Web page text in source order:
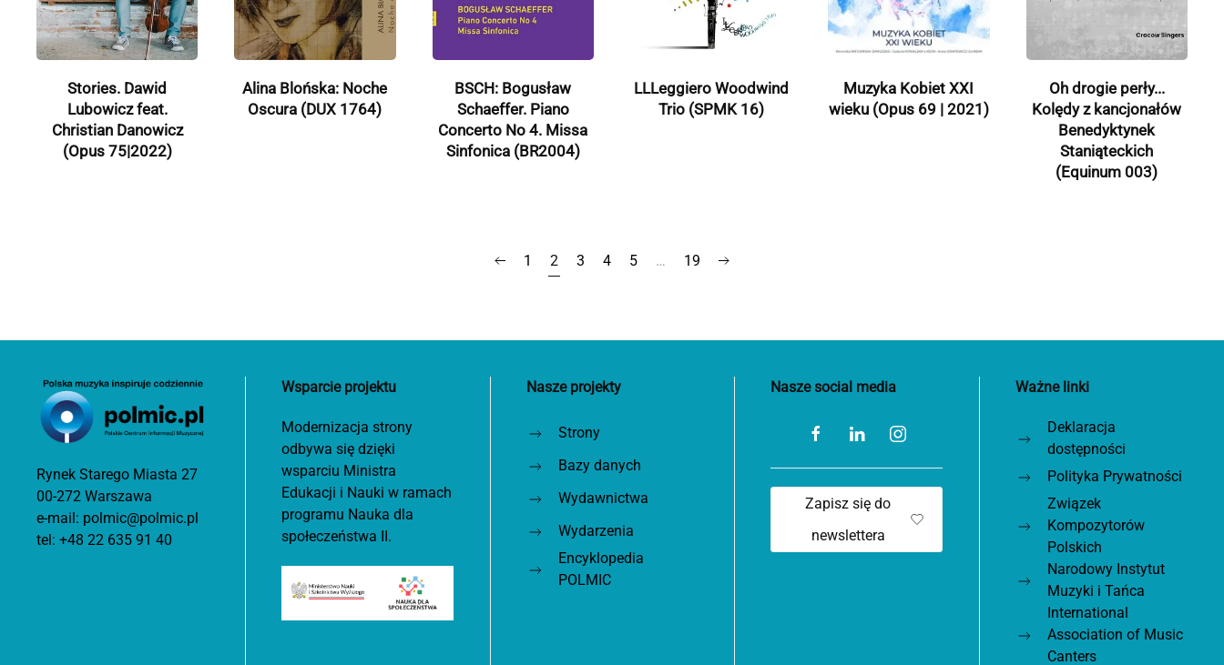
Stories. Dawid
Lubowicz feat.
Christian Danowicz
(Opus 75|2022)
Alina Blońska: Noche
Oscura (DUX 1764)
BSCH: Bogusław
Schaeffer. Piano
Concerto No 4. Missa
Sinfonica (BR2004)
LLLeggiero Woodwind
Trio (SPMK 16)
Muzyka Kobiet XXI
wieku (Opus 69 | 2021)
Oh drogie perły...
Kolędy z kancjonałów
Benedyktynek
Staniąteckich
(Equinum 003)
1 2 3 4 5 … 19
Rynek Starego Miasta 27
00-272 Warszawa
e-mail: polmic@polmic.pl
tel: +48 22 635 91 40
Wsparcie projektu
Modernizacja strony
odbywa się dzięki
wsparciu Ministra
Edukacji i Nauki w ramach
programu Nauka dla
społeczeństwa II.
Nasze projekty
Strony
Bazy danych
Wydawnictwa
Wydarzenia
Encyklopedia
POLMIC
Nasze social media
Zapisz się do
newslettera
Ważne linki
Deklaracja
dostępności
Polityka Prywatności
Związek
Kompozytorów
Polskich
Narodowy Instytut
Muzyki i Tańca
International
Association of Music
Canters